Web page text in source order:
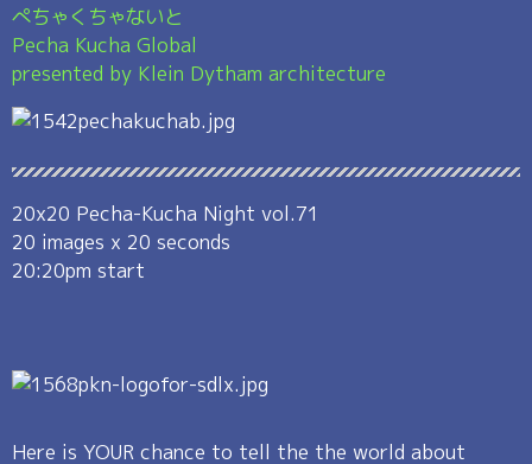
ぺちゃくちゃないと
Pecha Kucha Global
presented by Klein Dytham architecture
20x20 Pecha-Kucha Night vol.71
20 images x 20 seconds
20:20pm start
Here is YOUR chance to tell the the world about